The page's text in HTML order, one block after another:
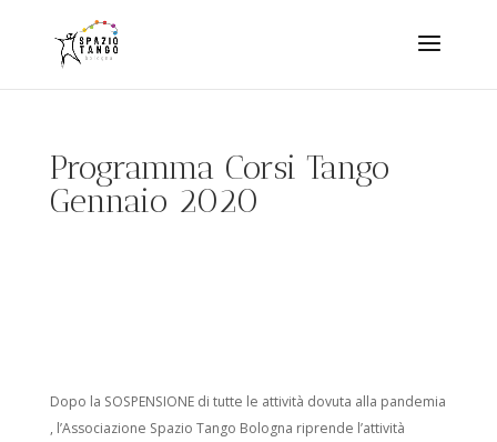
Programma Corsi Tango
Gennaio 2020
Dopo la SOSPENSIONE di tutte le attività dovuta alla pandemia
, l’Associazione Spazio Tango Bologna riprende l’attività